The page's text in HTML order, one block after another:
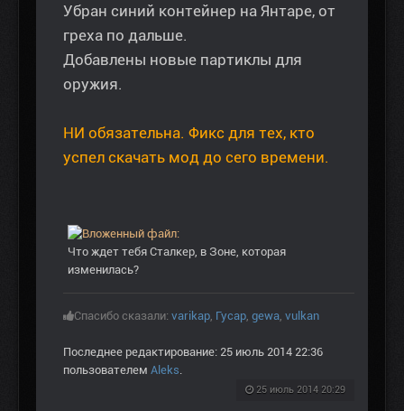
Убран синий контейнер на Янтаре, от
греха по дальше.
Добавлены новые партиклы для
оружия.
НИ обязательна. Фикс для тех, кто
успел скачать мод до сего времени.
Что ждет тебя Сталкер, в Зоне, которая
изменилась?
Спасибо сказали: varikap Гусар gewa vulkan
Последнее редактирование: 25 июль 2014 22:36
пользователем Aleks
25 июль 2014 20:29